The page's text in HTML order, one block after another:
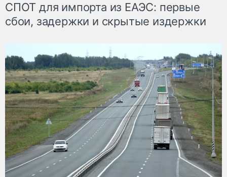
СПОТ для импорта из ЕАЭС: первые
сбои, задержки и скрытые издержки